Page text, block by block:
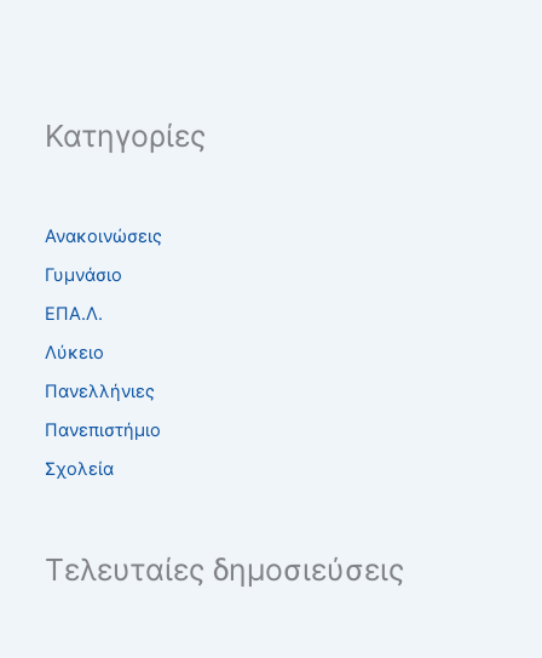
Κατηγορίες
Ανακοινώσεις
Γυμνάσιο
ΕΠΑ.Λ.
Λύκειο
Πανελλήνιες
Πανεπιστήμιο
Σχολεία
Τελευταίες δημοσιεύσεις